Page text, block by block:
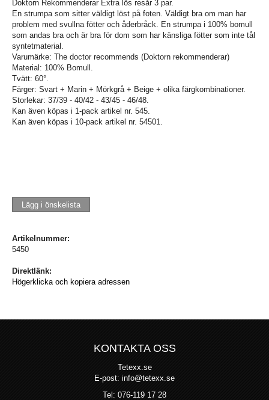
Doktorn Rekommenderar Extra lös resår 3 par.
En strumpa som sitter väldigt löst på foten. Väldigt bra om man har
problem med svullna fötter och åderbråck. En strumpa i 100% bomull
som andas bra och är bra för dom som har känsliga fötter som inte tål
syntetmaterial.
Varumärke: The doctor recommends (Doktorn rekommenderar)
Material: 100% Bomull.
Tvätt: 60°.
Färger: Svart + Marin + Mörkgrå + Beige + olika färgkombinationer.
Storlekar: 37/39 - 40/42 - 43/45 - 46/48.
Kan även köpas i 1-pack artikel nr. 545.
Kan även köpas i 10-pack artikel nr. 54501.
Lägg i önskelista
Artikelnummer:
5450
Direktlänk:
Högerklicka och kopiera adressen
KONTAKTA OSS
Tetexx.se
E-post: info@tetexx.se
Tel: 076-119 17 28